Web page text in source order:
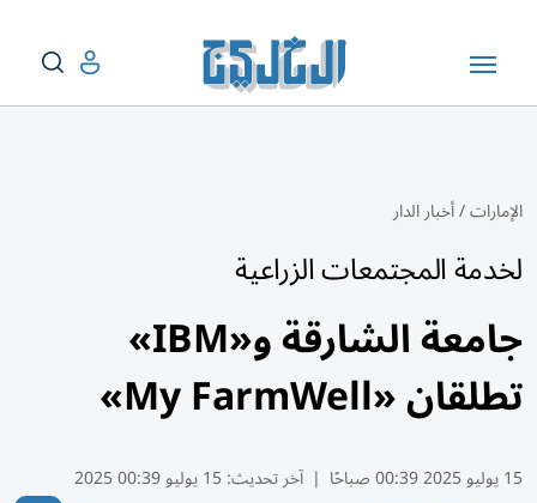
الإمارات/أخبار الدار
لخدمة المجتمعات الزراعية
جامعة الشارقة و«IBM»
تطلقان «My FarmWell»
15 يوليو 2025 00:39 صباحًا | آخر تحديث:15 يوليو 00:39 2025